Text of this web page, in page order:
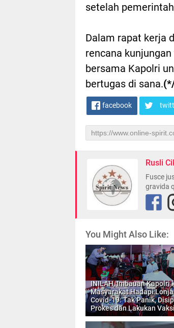
setelah
Dalam rapat kerja
rencana
bersama Kapolri
bertugas di sana.
facebook
Rusli
Fusce
gravida
You Might Also Like:
INILAH, Imbauan Kapolri
Masyarakat Hadapi
Covid-19: Tak Panik,
Prokes dan Lakukan